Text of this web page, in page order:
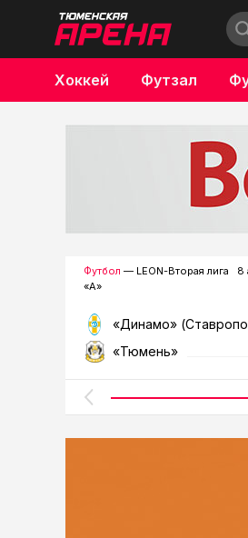
Хоккей Футзал
Бокс
Футбол — LEON-Вторая лига
«А»
8
«Динамо»
«Тюмень»